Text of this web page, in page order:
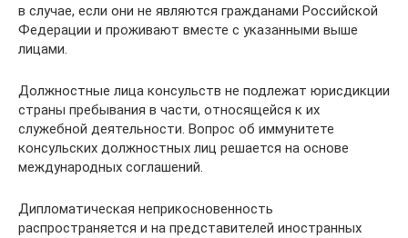
в случае, если они не являются гражданами Российской
Федерации и проживают вместе с указанными выше
лицами.
Должностные лица консульств не подлежат юрисдикции
страны пребывания в части, относящейся к их
служебной деятельности. Вопрос об иммунитете
консульских должностных лиц решается на основе
международных соглашений.
Дипломатическая неприкосновенность
распространяется и на представителей иностранных